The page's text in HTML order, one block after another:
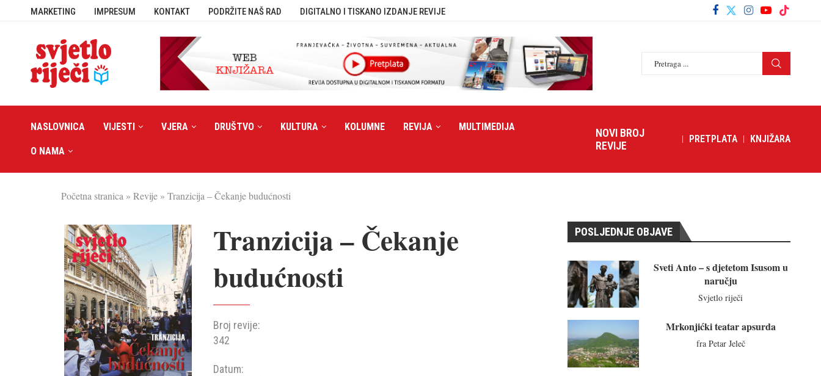
MARKETING IMPRESUM KONTAKT PODRŽITE NAŠ RAD DIGITALNO I TISKANO IZDANJE REVIJE
NASLOVNICA VIJESTI VJERA DRUŠTVO KULTURA KOLUMNE REVIJA MULTIMEDIJA
O NAMA
NOVI BROJ
REVIJE
PRETPLATA KNJIŽARA
Početna stranica » Revije » Tranzicija – Čekanje budućnosti
Tranzicija – Čekanje
budućnosti
Broj revije:
342
Datum:
POSLJEDNJE OBJAVE
Sveti Anto – s djetetom Isusom u
naručju
Svjetlo riječi
Mrkonjićki teatar apsurda
fra Petar Jeleč